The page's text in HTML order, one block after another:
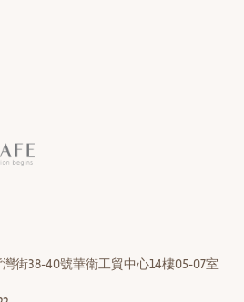
街38-40號華衛工貿中心14樓05-07室